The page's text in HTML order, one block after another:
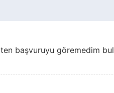
başvuruyu göremedim